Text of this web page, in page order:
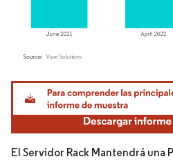
Imagen © Mordor Intelligence. El uso
El Servidor Rack Mantendrá una